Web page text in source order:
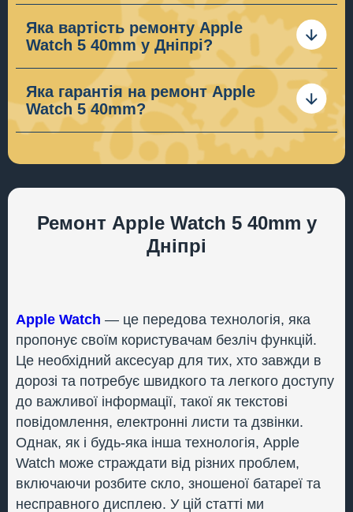
несправності. Зазвичай ремонт займає один день.
Для того щоб дізнатися терміни ремонту зв’яжіться
з нами по телефону або залиште заявку.
Яка вартість ремонту Apple
Watch 5 40mm у Дніпрі?
На нашому сайті Ви зможете знайти прайси з
актуальними цінами на ремонт. Якщо в Вас
виникли питання – зателефонуйте нам або
залиште заявку.
Яка гарантія на ремонт Apple
Watch 5 40mm?
Наш сервісний цент “Space of Gadgets”
надає
гарантію на ремонтApple Watch 5 40mm
до 12
місяців. Гарантія розповсюджується на
потрапляння рідини, а також зірвані пломби
Ремонт Apple Watch 5 40mm у
Дніпрі
Apple Watch — це передова технологія, яка
пропонує своїм користувачам безліч функцій.
Це необхідний аксесуар для тих, хто завжди в
дорозі та потребує швидкого та легкого доступу
до важливої інформації, такої як текстові
повідомлення, електронні листи та дзвінки.
Однак, як і будь-яка інша технологія, Apple
Watch може страждати від різних проблем,
включаючи розбите скло, зношеної батареї та
несправного дисплею. У цій статті ми